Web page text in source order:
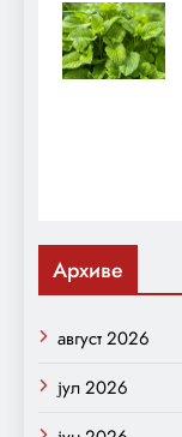
Архиве
август 2026
јул 2026